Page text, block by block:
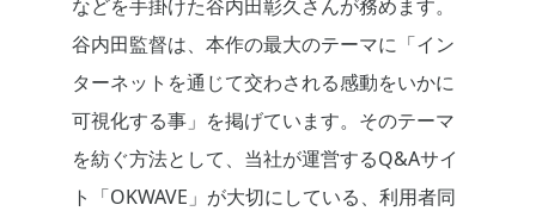
などを手掛けた谷内田彰久さんが務めます。
谷内田監督は、本作の最大のテーマに「イン
ターネットを通じて交わされる感動をいかに
可視化する事」を掲げています。そのテーマ
を紡ぐ方法として、当社が運営するQ&Aサイ
ト「OKWAVE」が大切にしている、利用者同